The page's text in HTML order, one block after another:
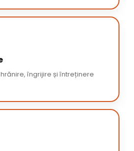
îngrijire și întreținere